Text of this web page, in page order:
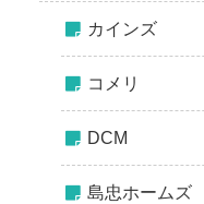
カインズ
コメリ
DCM
島忠ホームズ